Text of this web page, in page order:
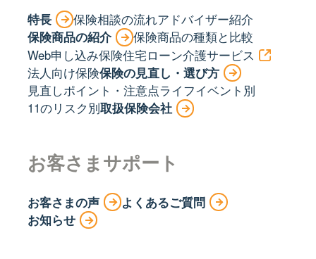
特長 保険相談の流れアドバイザー紹介
保険商品の紹介
保険商品の種類と比較
Web申し込み保険住宅ローン介護サービス
法人向け保険保険の見直し・選び方
見直しポイント・注意点ライフイベント別
11のリスク別取扱保険会社
お客さまサポート
お客さまの声
よくあるご質問
お知らせ